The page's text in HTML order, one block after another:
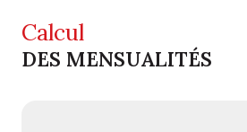
Calcul
DES MENSUALITÉS